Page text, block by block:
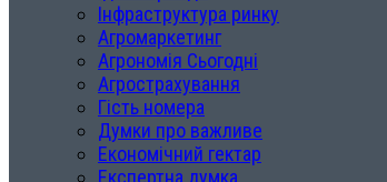
Інфраструктура ринку
Агромаркетинг
Агрономія Сьогодні
Агрострахування
Гість номера
Думки про важливе
Економічний гектар
Експертна думка